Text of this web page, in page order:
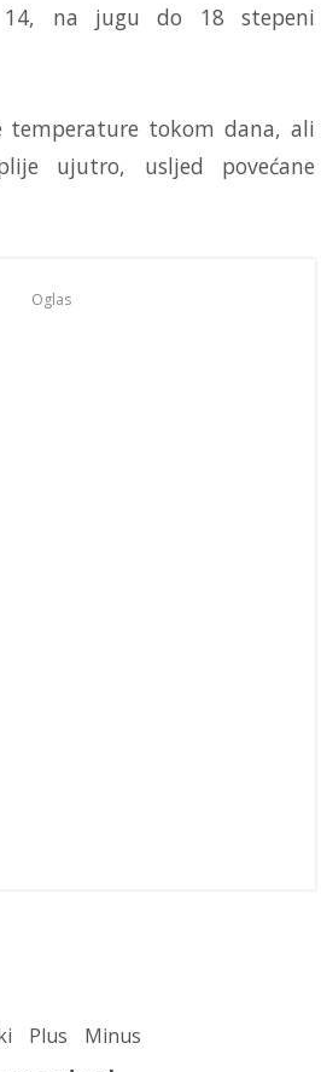
na jugu do 18 stepeni
temperature tokom dana, ali
ujutro, usljed povećane
Oglas
Plus Minus